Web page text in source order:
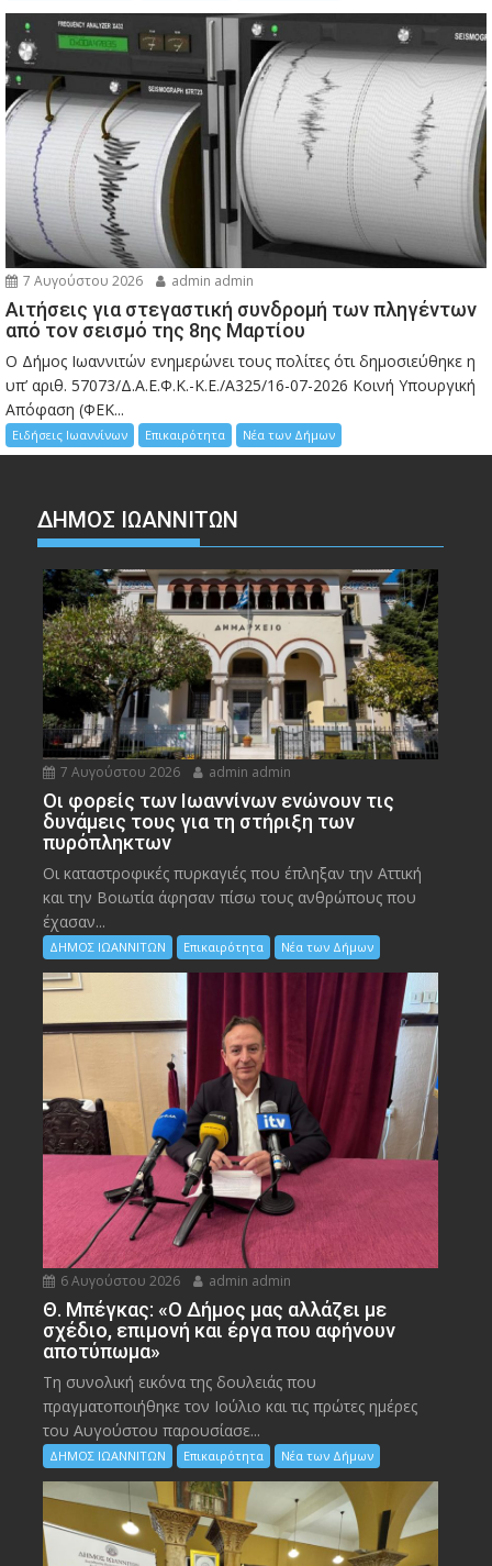
7 Αυγούστου 2026 admin admin
Αιτήσεις για στεγαστική συνδρομή των πληγέντων
από τον σεισμό της 8ης Μαρτίου
Ο Δήμος Ιωαννιτών ενημερώνει τους πολίτες ότι δημοσιεύθηκε η
υπ’ αριθ. 57073/Δ.Α.Ε.Φ.Κ.-Κ.Ε./Α325/16-07-2026 Κοινή Υπουργική
Απόφαση (ΦΕΚ...
Ειδήσεις Ιωαννίνων Επικαιρότητα Νέα των Δήμων
ΔΗΜΟΣ ΙΩΑΝΝΙΤΩΝ
7 Αυγούστου 2026 admin admin
Οι φορείς των Ιωαννίνων ενώνουν τις
δυνάμεις τους για τη στήριξη των
πυρόπληκτων
Οι καταστροφικές πυρκαγιές που έπληξαν την Αττική
και την Bοιωτία άφησαν πίσω τους ανθρώπους που
έχασαν...
ΔΗΜΟΣ ΙΩΑΝΝΙΤΩΝ Επικαιρότητα Νέα των Δήμων
6 Αυγούστου 2026 admin admin
Θ. Μπέγκας: «Ο Δήμος μας αλλάζει με
σχέδιο, επιμονή και έργα που αφήνουν
αποτύπωμα»
Τη συνολική εικόνα της δουλειάς που
πραγματοποιήθηκε τον Ιούλιο και τις πρώτες ημέρες
του Αυγούστου παρουσίασε...
ΔΗΜΟΣ ΙΩΑΝΝΙΤΩΝ Επικαιρότητα Νέα των Δήμων